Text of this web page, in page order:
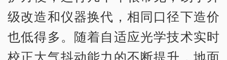
级改造和仪器换代，相同口径下造价
也低得多。随着自适应光学技术实时
校正大气抖动能力的不断提升，地面